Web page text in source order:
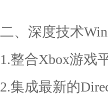
二、深度技术
1.整合Xbox游戏
2.集成最新的